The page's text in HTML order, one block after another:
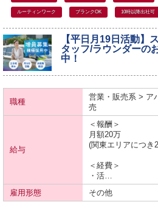
ルーティンワーク ブランクOK 10時以降出社可
【平日月19日活動】
タッフ/ラウンダーの
中！
職種
営業・販売系 > ア
売
給与
＜報酬＞
月額20万
(関東エリアにつき
＜経費＞
・活…
雇用形態
その他